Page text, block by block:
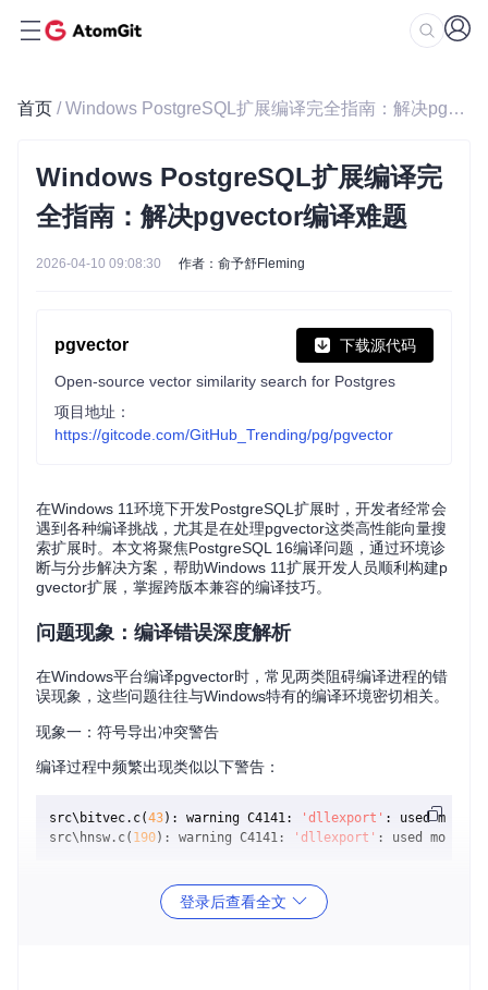
首页 / Windows PostgreSQL扩展编译完全指南：解决pgvector编译难题
Windows PostgreSQL扩展编译完
全指南：解决pgvector编译难题
2026-04-10 09:08:30 作者：俞予舒Fleming
pgvector 下载源代码
Open-source vector similarity search for Postgres
项目地址：
https://gitcode.com/GitHub_Trending/pg/pgvector
在Windows 11环境下开发PostgreSQL扩展时，开发者经常会
遇到各种编译挑战，尤其是在处理pgvector这类高性能向量搜
索扩展时。本文将聚焦PostgreSQL 16编译问题，通过环境诊
断与分步解决方案，帮助Windows 11扩展开发人员顺利构建p
gvector扩展，掌握跨版本兼容的编译技巧。
问题现象：编译错误深度解析
在Windows平台编译pgvector时，常见两类阻碍编译进程的错
误现象，这些问题往往与Windows特有的编译环境密切相关。
现象一：符号导出冲突警告
编译过程中频繁出现类似以下警告：
src\bitvec.c(43): warning C4141: 'dllexport' : used more
src\hnsw.c( 190): warning C4141: 'dllexport'
这类警告表明同一函数符号被多次标记为导出，虽然不会直接
中断编译，但可能导致运行时符号解析混乱，影响扩展加载。
登录后查看全文